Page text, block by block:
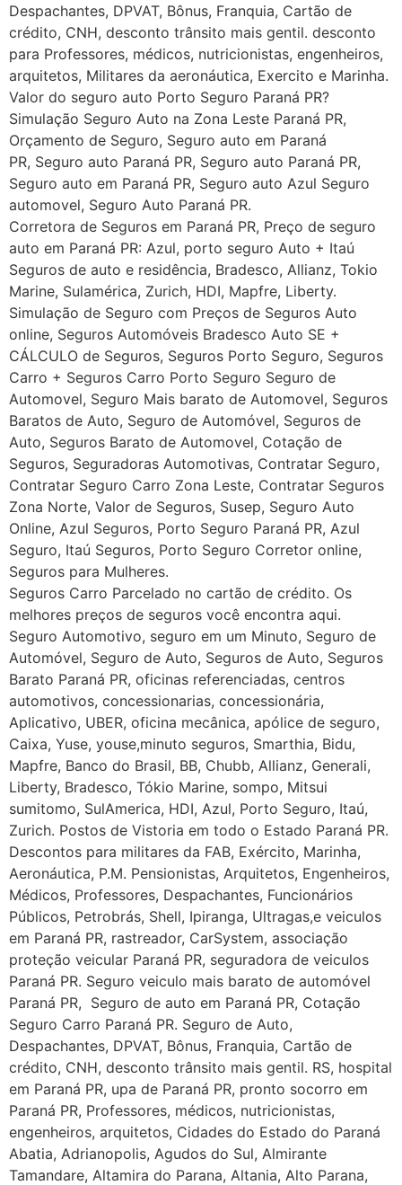
Despachantes, DPVAT, Bônus, Franquia, Cartão de
crédito, CNH, desconto trânsito mais gentil. desconto
para Professores, médicos, nutricionistas, engenheiros,
arquitetos, Militares da aeronáutica, Exercito e Marinha.
Valor do seguro auto Porto Seguro Paraná PR?
Simulação Seguro Auto na Zona Leste Paraná PR,
Orçamento de Seguro, Seguro auto em Paraná
PR, Seguro auto Paraná PR, Seguro auto Paraná PR,
Seguro auto em Paraná PR, Seguro auto Azul Seguro
automovel, Seguro Auto Paraná PR.
Corretora de Seguros em Paraná PR, Preço de seguro
auto em Paraná PR: Azul, porto seguro Auto + Itaú
Seguros de auto e residência, Bradesco, Allianz, Tokio
Marine, Sulamérica, Zurich, HDI, Mapfre, Liberty.
Simulação de Seguro com Preços de Seguros Auto
online, Seguros Automóveis Bradesco Auto SE +
CÁLCULO de Seguros, Seguros Porto Seguro, Seguros
Carro + Seguros Carro Porto Seguro Seguro de
Automovel, Seguro Mais barato de Automovel, Seguros
Baratos de Auto, Seguro de Automóvel, Seguros de
Auto, Seguros Barato de Automovel, Cotação de
Seguros, Seguradoras Automotivas, Contratar Seguro,
Contratar Seguro Carro Zona Leste, Contratar Seguros
Zona Norte, Valor de Seguros, Susep, Seguro Auto
Online, Azul Seguros, Porto Seguro Paraná PR, Azul
Seguro, Itaú Seguros, Porto Seguro Corretor online,
Seguros para Mulheres.
Seguros Carro Parcelado no cartão de crédito. Os
melhores preços de seguros você encontra aqui.
Seguro Automotivo, seguro em um Minuto, Seguro de
Automóvel, Seguro de Auto, Seguros de Auto, Seguros
Barato Paraná PR, oficinas referenciadas, centros
automotivos, concessionarias, concessionária,
Aplicativo, UBER, oficina mecânica, apólice de seguro,
Caixa, Yuse, youse,minuto seguros, Smarthia, Bidu,
Mapfre, Banco do Brasil, BB, Chubb, Allianz, Generali,
Liberty, Bradesco, Tókio Marine, sompo, Mitsui
sumitomo, SulAmerica, HDI, Azul, Porto Seguro, Itaú,
Zurich. Postos de Vistoria em todo o Estado Paraná PR.
Descontos para militares da FAB, Exército, Marinha,
Aeronáutica, P.M. Pensionistas, Arquitetos, Engenheiros,
Médicos, Professores, Despachantes, Funcionários
Públicos, Petrobrás, Shell, Ipiranga, Ultragas,e veiculos
em Paraná PR, rastreador, CarSystem, associação
proteção veicular Paraná PR, seguradora de veiculos
Paraná PR. Seguro veiculo mais barato de automóvel
Paraná PR, Seguro de auto em Paraná PR, Cotação
Seguro Carro Paraná PR. Seguro de Auto,
Despachantes, DPVAT, Bônus, Franquia, Cartão de
crédito, CNH, desconto trânsito mais gentil. RS, hospital
em Paraná PR, upa de Paraná PR, pronto socorro em
Paraná PR, Professores, médicos, nutricionistas,
engenheiros, arquitetos, Cidades do Estado do Paraná
Abatia, Adrianopolis, Agudos do Sul, Almirante
Tamandare, Altamira do Parana, Altania, Alto Parana,